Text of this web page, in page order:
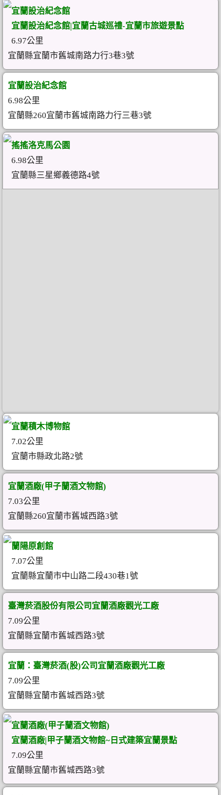
宜蘭設治紀念館
宜蘭設治紀念館|宜蘭古城巡禮-宜蘭市旅遊景點
6.97公里
宜蘭縣宜蘭市舊城南路力行3巷3號
宜蘭設治紀念館
6.98公里
宜蘭縣260宜蘭市舊城南路力行三巷3號
搖搖洛克馬公園
6.98公里
宜蘭縣三星鄉義德路4號
宜蘭積木博物館
7.02公里
宜蘭市縣政北路2號
宜蘭酒廠(甲子蘭酒文物館)
7.03公里
宜蘭縣260宜蘭市舊城西路3號
蘭陽原創館
7.07公里
宜蘭縣宜蘭市中山路二段430巷1號
臺灣菸酒股份有限公司宜蘭酒廠觀光工廠
7.09公里
宜蘭縣宜蘭市舊城西路3號
宜蘭：臺灣菸酒(股)公司宜蘭酒廠觀光工廠
7.09公里
宜蘭縣宜蘭市舊城西路3號
宜蘭酒廠(甲子蘭酒文物館)
宜蘭酒廠|甲子蘭酒文物館~日式建築宜蘭景點
7.09公里
宜蘭縣宜蘭市舊城西路3號